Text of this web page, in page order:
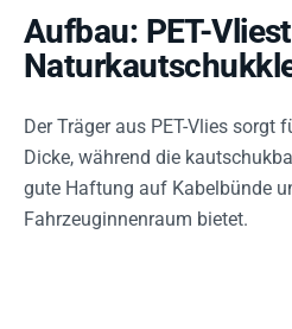
Aufbau: PET-
Der Träger aus PET-Vlies sorgt
Dicke, während die
gute Haftung auf Kabelbünde
Fahrzeuginnenraum bietet.